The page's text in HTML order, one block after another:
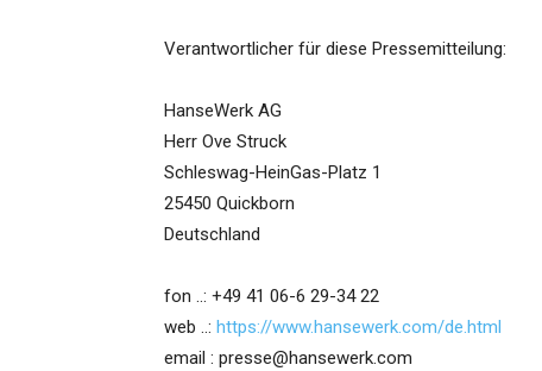
Verantwortlicher für diese Pressemitteilung:
HanseWerk AG
Herr Ove Struck
Schleswag-HeinGas-Platz 1
25450 Quickborn
Deutschland
fon ..: +49 41 06-6 29-34 22
web ..: https://www.hansewerk.com/de.html
email : presse@hansewerk.com